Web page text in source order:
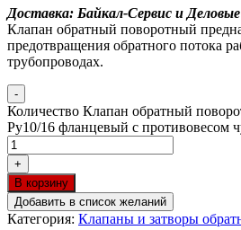
Доставка: Байкал-Сервис и
Клапан обратный поворотный
предотвращения обратного потока
трубопроводах.
-
Количество Клапан обратный
Ру10/16 фланцевый с противовесом
+
В корзину
Добавить в список желаний
Категория: Клапаны и затворы